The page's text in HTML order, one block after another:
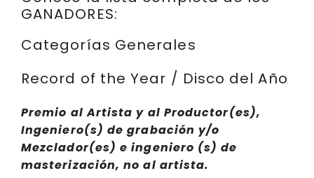
GANADORES:
Categorías Generales
Record of the Year / Disco del Año
Premio al Artista y al Productor(es),
Ingeniero(s) de grabación y/o
Mezclador(es) e ingeniero (s) de
masterización, no al artista.